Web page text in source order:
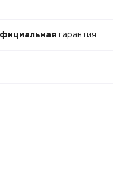
гарантия